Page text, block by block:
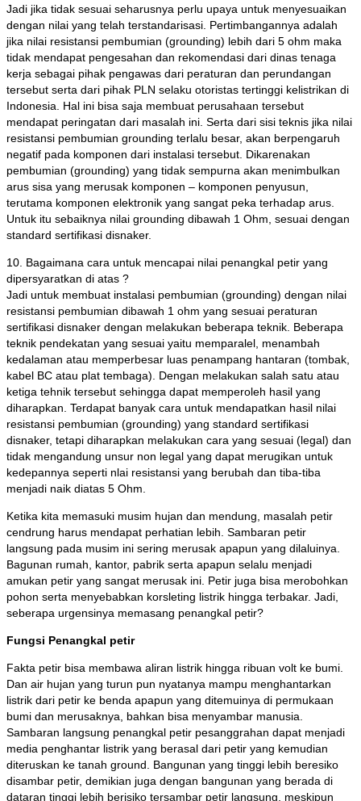
Jadi jika tidak sesuai seharusnya perlu upaya untuk menyesuaikan
dengan nilai yang telah terstandarisasi. Pertimbangannya adalah
jika nilai resistansi pembumian (grounding) lebih dari 5 ohm maka
tidak mendapat pengesahan dan rekomendasi dari dinas tenaga
kerja sebagai pihak pengawas dari peraturan dan perundangan
tersebut serta dari pihak PLN selaku otoristas tertinggi kelistrikan di
Indonesia. Hal ini bisa saja membuat perusahaan tersebut
mendapat peringatan dari masalah ini. Serta dari sisi teknis jika nilai
resistansi pembumian grounding terlalu besar, akan berpengaruh
negatif pada komponen dari instalasi tersebut. Dikarenakan
pembumian (grounding) yang tidak sempurna akan menimbulkan
arus sisa yang merusak komponen – komponen penyusun,
terutama komponen elektronik yang sangat peka terhadap arus.
Untuk itu sebaiknya nilai grounding dibawah 1 Ohm, sesuai dengan
standard sertifikasi disnaker.
10. Bagaimana cara untuk mencapai nilai penangkal petir yang
dipersyaratkan di atas ?
Jadi untuk membuat instalasi pembumian (grounding) dengan nilai
resistansi pembumian dibawah 1 ohm yang sesuai peraturan
sertifikasi disnaker dengan melakukan beberapa teknik. Beberapa
teknik pendekatan yang sesuai yaitu memparalel, menambah
kedalaman atau memperbesar luas penampang hantaran (tombak,
kabel BC atau plat tembaga). Dengan melakukan salah satu atau
ketiga tehnik tersebut sehingga dapat memperoleh hasil yang
diharapkan. Terdapat banyak cara untuk mendapatkan hasil nilai
resistansi pembumian (grounding) yang standard sertifikasi
disnaker, tetapi diharapkan melakukan cara yang sesuai (legal) dan
tidak mengandung unsur non legal yang dapat merugikan untuk
kedepannya seperti nlai resistansi yang berubah dan tiba-tiba
menjadi naik diatas 5 Ohm.
Ketika kita memasuki musim hujan dan mendung, masalah petir
cendrung harus mendapat perhatian lebih. Sambaran petir
langsung pada musim ini sering merusak apapun yang dilaluinya.
Bagunan rumah, kantor, pabrik serta apapun selalu menjadi
amukan petir yang sangat merusak ini. Petir juga bisa merobohkan
pohon serta menyebabkan korsleting listrik hingga terbakar. Jadi,
seberapa urgensinya memasang penangkal petir?
Fungsi Penangkal petir
Fakta petir bisa membawa aliran listrik hingga ribuan volt ke bumi.
Dan air hujan yang turun pun nyatanya mampu menghantarkan
listrik dari petir ke benda apapun yang ditemuinya di permukaan
bumi dan merusaknya, bahkan bisa menyambar manusia.
Sambaran langsung penangkal petir pesanggrahan dapat menjadi
media penghantar listrik yang berasal dari petir yang kemudian
diteruskan ke tanah ground. Bangunan yang tinggi lebih beresiko
disambar petir, demikian juga dengan bangunan yang berada di
dataran tinggi lebih berisiko tersambar petir langsung, meskipun